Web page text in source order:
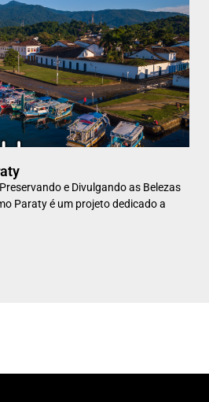
e Divulgando as Belezas
Paraty é um projeto dedicado a